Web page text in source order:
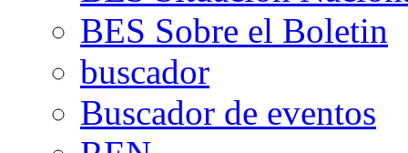
BES Sobre el Boletin
buscador
Buscador de eventos